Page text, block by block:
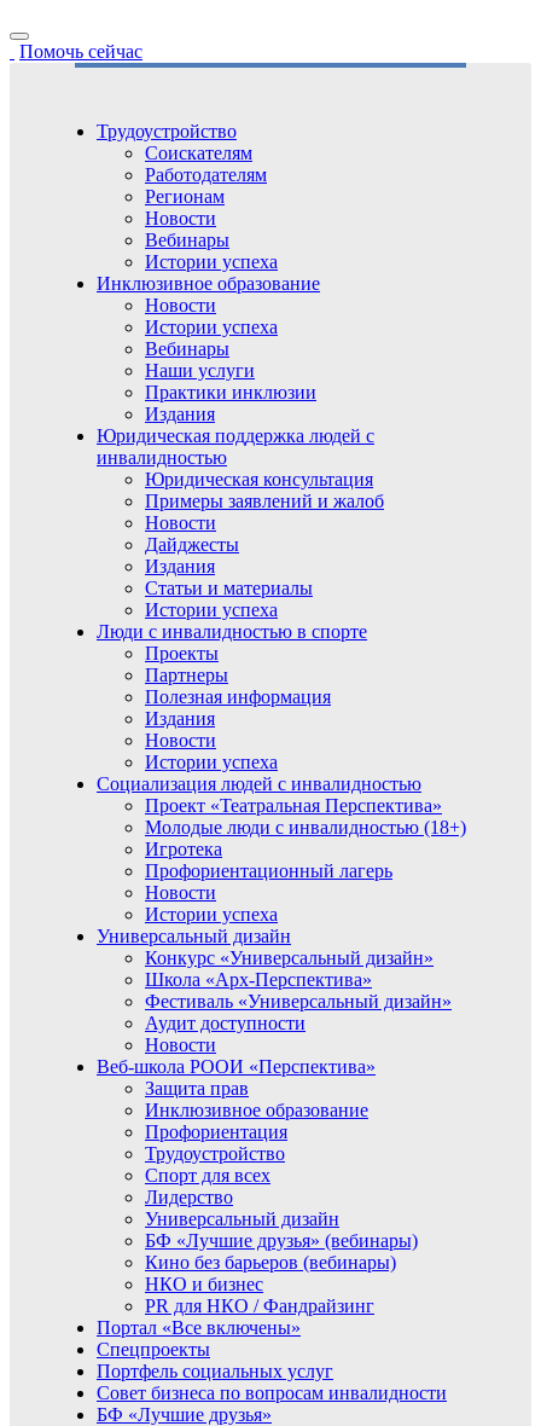
Помочь сейчас
Трудоустройство
Соискателям
Работодателям
Регионам
Новости
Вебинары
Истории успеха
Инклюзивное образование
Новости
Истории успеха
Вебинары
Наши услуги
Практики инклюзии
Издания
Юридическая поддержка людей с
инвалидностью
Юридическая консультация
Примеры заявлений и жалоб
Новости
Дайджесты
Издания
Статьи и материалы
Истории успеха
Люди с инвалидностью в спорте
Проекты
Партнеры
Полезная информация
Издания
Новости
Истории успеха
Социализация людей с инвалидностью
Проект «Театральная Перспектива»
Молодые люди с инвалидностью (18+)
Игротека
Профориентационный лагерь
Новости
Истории успеха
Универсальный дизайн
Конкурс «Универсальный дизайн»
Школа «Арх-Перспектива»
Фестиваль «Универсальный дизайн»
Аудит доступности
Новости
Веб-школа РООИ «Перспектива»
Защита прав
Инклюзивное образование
Профориентация
Трудоустройство
Спорт для всех
Лидерство
Универсальный дизайн
БФ «Лучшие друзья» (вебинары)
Кино без барьеров (вебинары)
НКО и бизнес
PR для НКО / Фандрайзинг
Портал «Все включены»
Спецпроекты
Портфель социальных услуг
Совет бизнеса по вопросам инвалидности
БФ «Лучшие друзья»